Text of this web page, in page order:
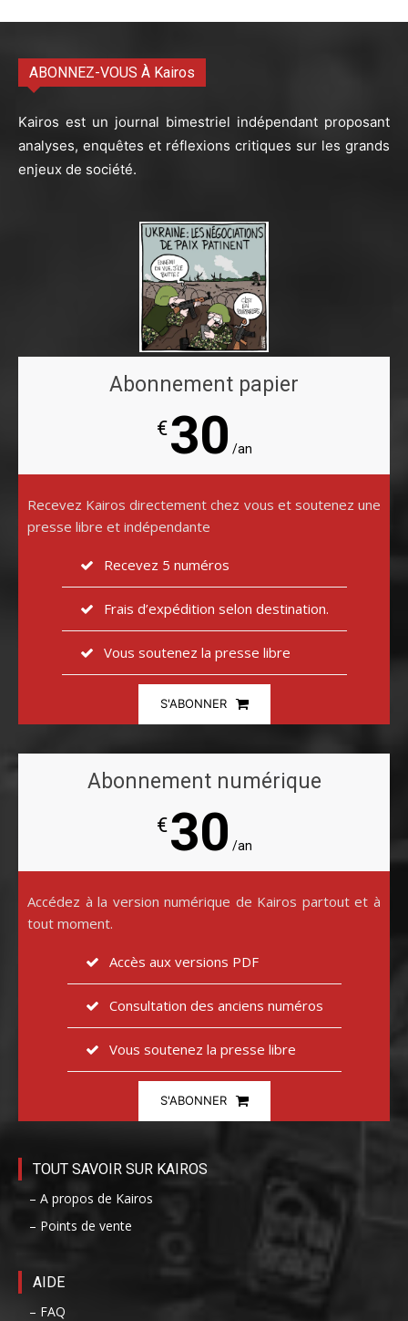
ABONNEZ-VOUS À Kairos
Kairos est un journal bimestriel indépendant proposant
analyses, enquêtes et réflexions critiques sur les grands
enjeux de société.
Abonnement papier
€30 /an
Recevez Kairos directement chez vous et soutenez une
presse libre et indépendante
Recevez 5 numéros
Frais d’expédition selon destination.
Vous soutenez la presse libre
S'ABONNER
Abonnement numérique
€30 /an
Accédez à la version numérique de Kairos partout et à
tout moment.
Accès aux versions PDF
Consultation des anciens numéros
Vous soutenez la presse libre
S'ABONNER
TOUT SAVOIR SUR KAIROS
– A propos de Kairos
– Points de vente
AIDE
– FAQ